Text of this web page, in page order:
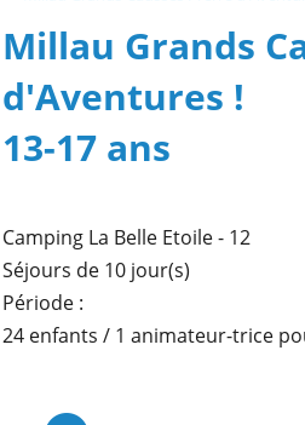
d’entreprise
recrutons
Télécharger
Millau Grands
d'Aventures !
13-17 ans
Camping La Belle Etoile - 12
Séjours de 10 jour(s)
Période :
24 enfants / 1 animateur-trice